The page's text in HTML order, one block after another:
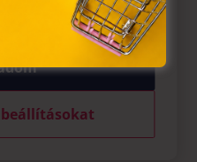
árnyalatok.
a modern élet
és visszaadja a jólét
képessé tesz
kell kérniük.